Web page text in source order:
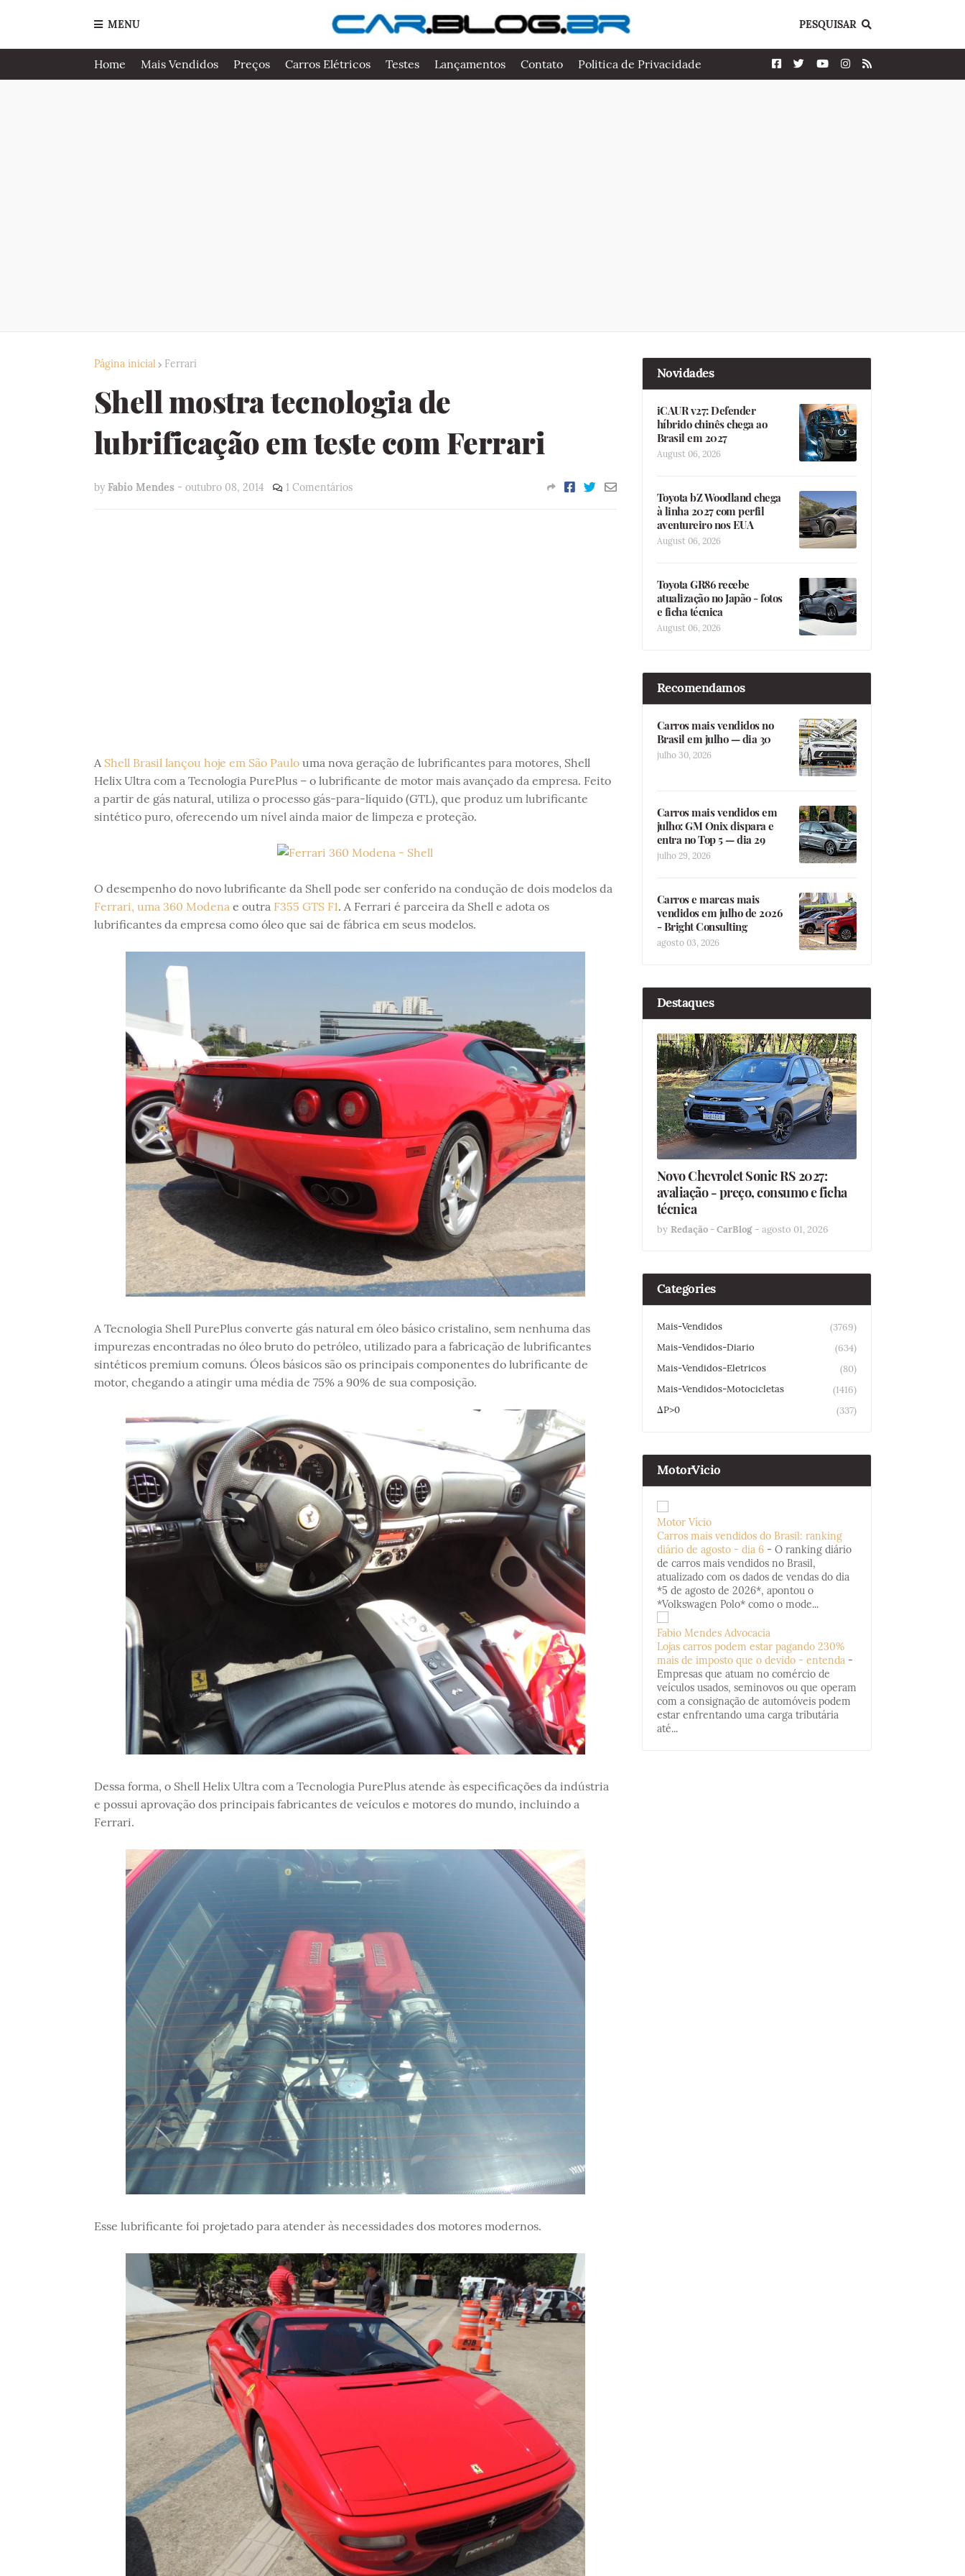
MENU PESQUISAR
Home Mais Vendidos Preços Carros Elétricos Testes Lançamentos Contato Politica de Privacidade
Página inicial Ferrari
Shell mostra tecnologia de
lubrificação em teste com Ferrari
by Fabio Mendes - outubro 08, 2014 1 Comentários
A Shell Brasil lançou hoje em São Paulouma nova geração de lubrificantes para motores, Shell
Helix Ultra com a Tecnologia PurePlus – o lubrificante de motor mais avançado da empresa. Feito
a partir de gás natural, utiliza o processo gás-para-líquido (GTL), que produz um lubrificante
sintético puro, oferecendo um nível ainda maior de limpeza e proteção.
O desempenho do novo lubrificante da Shell pode ser conferido na condução de dois modelos da
Ferrari, uma 360 Modenae outra F355 GTS F1. A Ferrari é parceira da Shell e adota os
lubrificantes da empresa como óleo que sai de fábrica em seus modelos.
A Tecnologia Shell PurePlus converte gás natural em óleo básico cristalino, sem nenhuma das
impurezas encontradas no óleo bruto do petróleo, utilizado para a fabricação de lubrificantes
sintéticos premium comuns. Óleos básicos são os principais componentes do lubrificante de
motor, chegando a atingir uma média de 75% a 90% de sua composição.
Dessa forma, o Shell Helix Ultra com a Tecnologia PurePlus atende às especificações da indústria
e possui aprovação dos principais fabricantes de veículos e motores do mundo, incluindo a
Ferrari.
Esse lubrificante foi projetado para atender às necessidades dos motores modernos.
Novidades
iCAUR v27: Defender
híbrido chinês chega ao
Brasil em 2027
August 06, 2026
Toyota bZ Woodland chega
à linha 2027 com perfil
aventureiro nos EUA
August 06, 2026
Toyota GR86 recebe
atualização no Japão - fotos
e ficha técnica
August 06, 2026
Recomendamos
Carros mais vendidos no
Brasil em julho — dia 30
julho 30, 2026
Carros mais vendidos em
julho: GM Onix dispara e
entra no Top 5 — dia 29
julho 29, 2026
Carros e marcas mais
vendidos em julho de 2026
- Bright Consulting
agosto 03, 2026
Destaques
Novo Chevrolet Sonic RS 2027:
avaliação - preço, consumo e ficha
técnica
by Redação - CarBlog - agosto 01, 2026
Categories
Mais-Vendidos
(3769)
Mais-Vendidos-Diario
(634)
Mais-Vendidos-Eletricos
(80)
Mais-Vendidos-Motocicletas
(1416)
ΔP>0
(337)
MotorVicio
Motor Vício
Carros mais vendidos do Brasil: ranking
diário de agosto - dia 6 - O ranking diário
de carros mais vendidos no Brasil,
atualizado com os dados de vendas do dia
*5 de agosto de 2026*, apontou o
*Volkswagen Polo* como o mode...
Fabio Mendes Advocacia
Lojas carros podem estar pagando 230%
mais de imposto que o devido - entenda -
Empresas que atuam no comércio de
veículos usados, seminovos ou que operam
com a consignação de automóveis podem
estar enfrentando uma carga tributária
até...